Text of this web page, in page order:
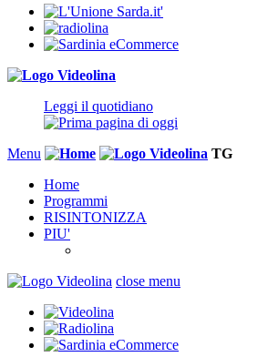
Leggi il quotidiano
Menu
TG
Home
Programmi
RISINTONIZZA
PIU'
close menu